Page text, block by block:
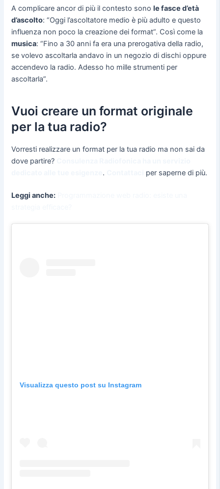
A complicare ancor di più il contesto sono le fasce d’età
d’ascolto: “Oggi l’ascoltatore medio è più adulto e questo
influenza non poco la creazione dei format”. Così come la
musica: “Fino a 30 anni fa era una prerogativa della radio,
se volevo ascoltarla andavo in un negozio di dischi oppure
accendevo la radio. Adesso ho mille strumenti per
ascoltarla”.
Vuoi creare un format originale
per la tua radio?
Vorresti realizzare un format per la tua radio ma non sai da
dove partire?
. per saperne di più.
Leggi anche:
Visualizza questo post su Instagram